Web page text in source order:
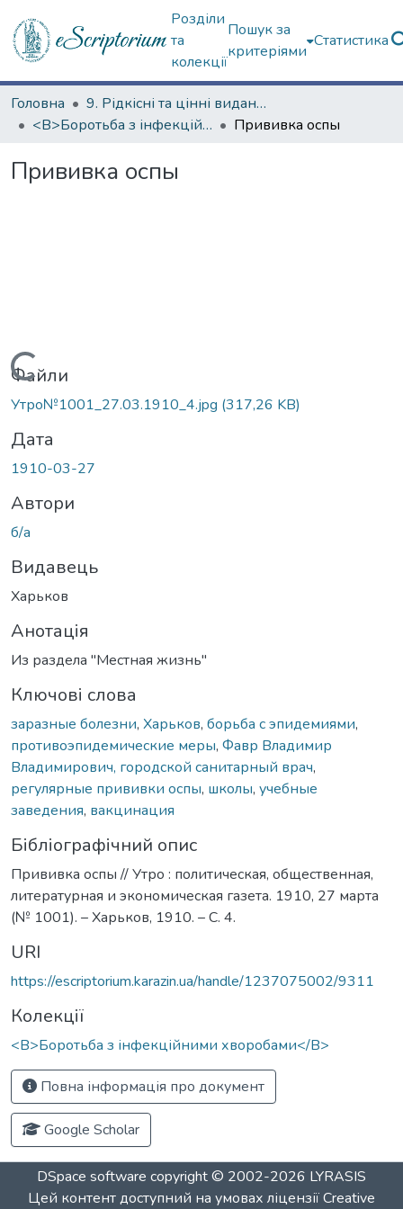
Розділи
та
колекції
Пошук за
критеріями
Статистика
Головна
9. Рідкісні та цінні видання
<B>Боротьба з інфекційними хворобами</B>
Прививка оспы
Прививка оспы
Вантажиться...
Файли
Утро№1001_27.03.1910_4.jpg (317,26 KB)
Дата
1910-03-27
Автори
б/а
Видавець
Харьков
Анотація
Из раздела "Местная жизнь"
Ключові слова
заразные болезни, Харьков, борьба с эпидемиями,
противоэпидемические меры, Фавр Владимир
Владимирович, городской санитарный врач,
регулярные прививки оспы, школы, учебные
заведения, вакцинация
Бібліографічний опис
Прививка оспы // Утро : политическая, общественная,
литературная и экономическая газета. 1910, 27 марта
(№ 1001). – Харьков, 1910. – С. 4.
URI
https://escriptorium.karazin.ua/handle/1237075002/9311
Колекції
<B>Боротьба з інфекційними хворобами</B>
Повна інформація про документ
Google Scholar
DSpace software copyright © 2002-2026 LYRASIS
Цей контент доступний на умовах ліцензіїCreative